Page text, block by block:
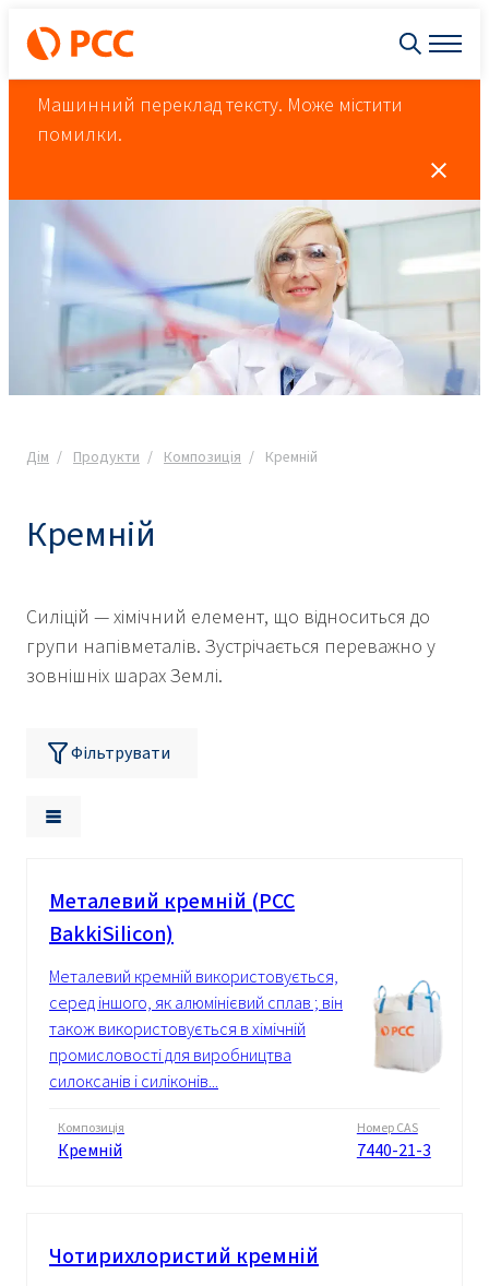
Машинний переклад тексту. Може містити
помилки.
Дім Продукти Композиція Кремній
Кремній
Силіцій — хімічний елемент, що відноситься до
групи напівметалів. Зустрічається переважно у
зовнішніх шарах Землі.
Фільтрувати
Металевий кремній (PCC
BakkiSilicon)
Металевий кремній використовується,
серед іншого, як алюмінієвий сплав ; він
також використовується в хімічній
промисловості для виробництва
силоксанів і силіконів...
Композиція
Кремній
Номер CAS
7440-21-3
Чотирихлористий кремній